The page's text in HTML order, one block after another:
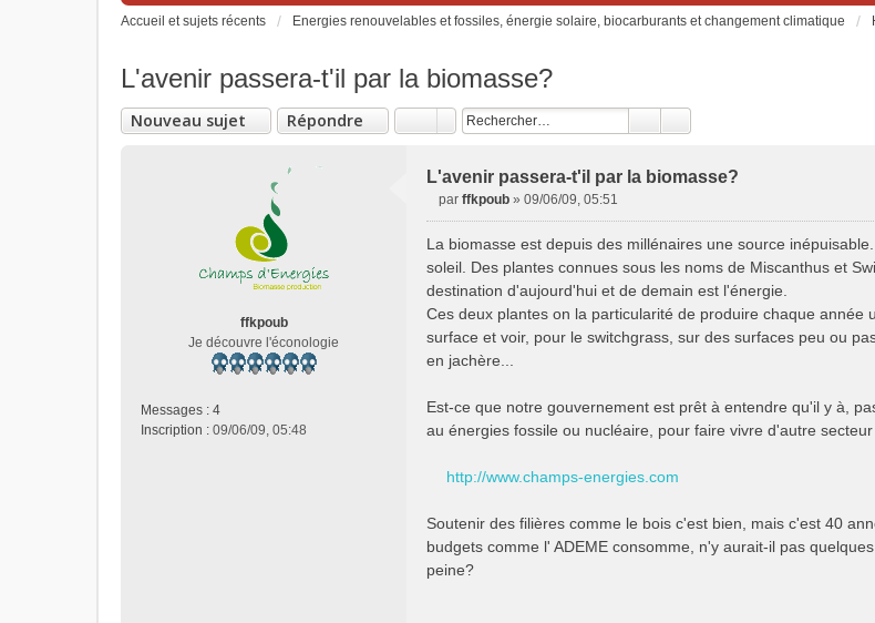
Accueil et sujets récents Energies renouvelables et fossiles, énergie solaire, biocarburants et changement climatique
L'avenir passera-t'il par la biomasse?
Nouveau sujet Répondre
ffkpoub
Je découvre l'éconologie
Messages : 4
Inscription : 09/06/09, 05:48
L'avenir passera-t'il par la biomasse?
s
s
a
g
e
l
u
par ffkpoub » 09/06/09, 05:51
La biomasse est depuis des millénaires une source
soleil. Des plantes connues sous les noms de Miscanthus et
destination d'aujourd'hui et de demain est l'énergie.
Ces deux plantes on la particularité de produire chaque
surface et voir, pour le switchgrass, sur des surfaces peu ou
en jachère...
Est-ce que notre gouvernement est prêt à entendre qu'il y à,
au énergies fossile ou nucléaire, pour faire vivre d'autre
http://www.champs-energies.com
Soutenir des filières comme le bois c'est bien, mais c'est 40
budgets comme l' ADEME consomme, n'y aurait-il pas
peine?